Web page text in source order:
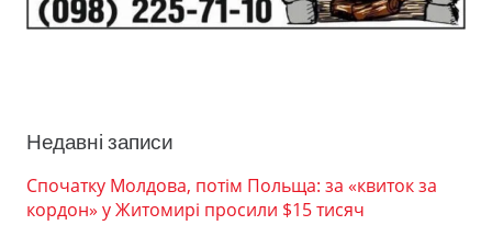
Недавні записи
Спочатку Молдова, потім Польща: за «квиток за
кордон» у Житомирі просили $15 тисяч